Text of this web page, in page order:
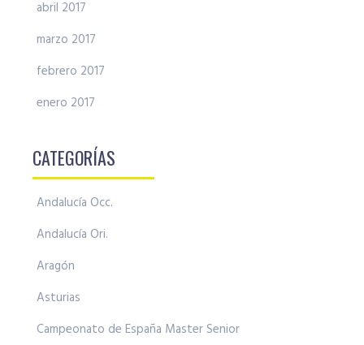
abril 2017
marzo 2017
febrero 2017
enero 2017
CATEGORÍAS
Andalucía Occ.
Andalucía Ori.
Aragón
Asturias
Campeonato de España Master Senior